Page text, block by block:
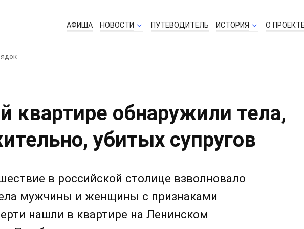
АФИША НОВОСТИ ПУТЕВОДИТЕЛЬ ИСТОРИЯ О
квартире обнаружили тела,
убитых супругов
в российской столице взволновало
мужчины и женщины с признаками
нашли в квартире на Ленинском